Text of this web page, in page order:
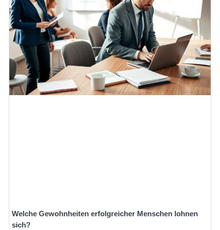
Welche Gewohnheiten erfolgreicher Menschen lohnen
sich?